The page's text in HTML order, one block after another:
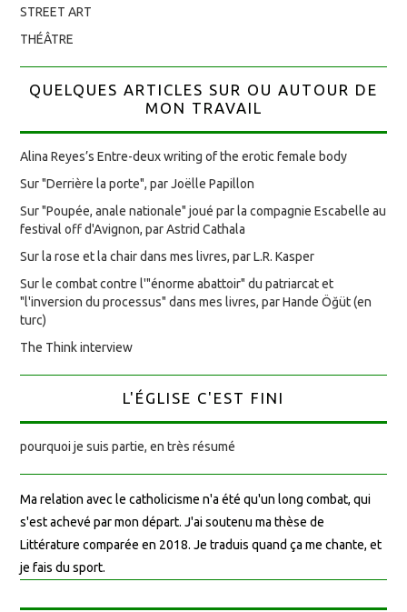
STREET ART
THÉÂTRE
QUELQUES ARTICLES SUR OU AUTOUR DE
MON TRAVAIL
Alina Reyes’s Entre-deux writing of the erotic female body
Sur "Derrière la porte", par Joëlle Papillon
Sur "Poupée, anale nationale" joué par la compagnie Escabelle au
festival off d'Avignon, par Astrid Cathala
Sur la rose et la chair dans mes livres, par L.R. Kasper
Sur le combat contre l'"énorme abattoir" du patriarcat et
"l'inversion du processus" dans mes livres, par Hande Öğüt (en
turc)
The Think interview
L'ÉGLISE C'EST FINI
pourquoi je suis partie, en très résumé
Ma relation avec le catholicisme n'a été qu'un long combat, qui
s'est achevé par mon départ. J'ai soutenu ma thèse de
Littérature comparée en 2018. Je traduis quand ça me chante, et
je fais du sport.